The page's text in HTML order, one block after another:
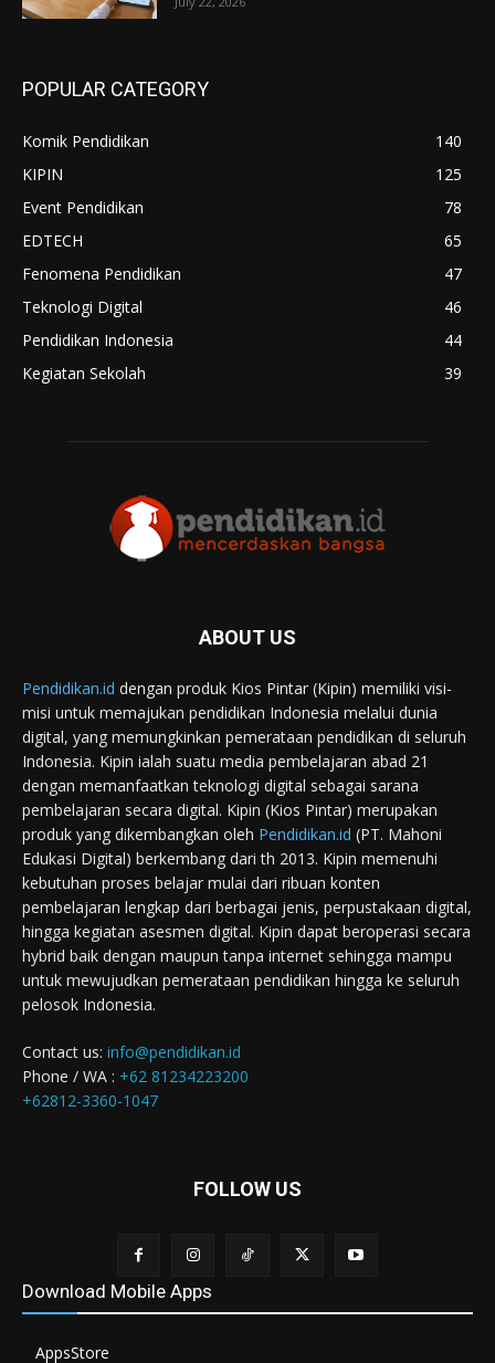
POPULAR CATEGORY
Komik Pendidikan
140
KIPIN
125
Event Pendidikan
78
EDTECH
65
Fenomena Pendidikan
47
Teknologi Digital
46
Pendidikan Indonesia
44
Kegiatan Sekolah
39
ABOUT US
Pendidikan.id dengan produk Kios Pintar (Kipin) memiliki visi-
misi untuk memajukan pendidikan Indonesia melalui dunia
digital, yang memungkinkan pemerataan pendidikan di seluruh
Indonesia. Kipin ialah suatu media pembelajaran abad 21
dengan memanfaatkan teknologi digital sebagai sarana
pembelajaran secara digital. Kipin (Kios Pintar) merupakan
produk yang dikembangkan oleh Pendidikan.id (PT. Mahoni
Edukasi Digital) berkembang dari th 2013. Kipin memenuhi
kebutuhan proses belajar mulai dari ribuan konten
pembelajaran lengkap dari berbagai jenis, perpustakaan digital,
hingga kegiatan asesmen digital. Kipin dapat beroperasi secara
hybrid baik dengan maupun tanpa internet sehingga mampu
untuk mewujudkan pemerataan pendidikan hingga ke seluruh
pelosok Indonesia.
Contact us: info@pendidikan.id
Phone / WA : +62 81234223200
+62812-3360-1047
FOLLOW US
Download Mobile Apps
AppsStore